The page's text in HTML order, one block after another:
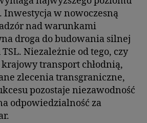
w nowoczesną
nad warunkami
droga do budowania silnej
Niezależnie od tego, czy
transport chłodnią,
zlecenia transgraniczne,
pozostaje niezawodność
odpowiedzialność za